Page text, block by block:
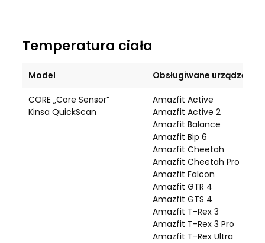
Temperatura ciała
Model Obsługiwane urządzenie
CORE „Core Sensor”
Kinsa QuickScan
Amazfit Active
Amazfit Active 2
Amazfit Balance
Amazfit Bip 6
Amazfit Cheetah
Amazfit Cheetah Pro
Amazfit Falcon
Amazfit GTR 4
Amazfit GTS 4
Amazfit T-Rex 3
Amazfit T-Rex 3 Pro
Amazfit T-Rex Ultra